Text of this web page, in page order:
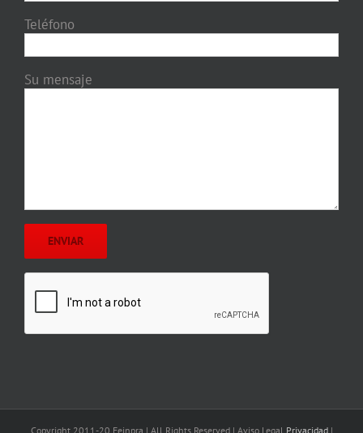
Teléfono
Su mensaje
Copyright 2011-20 Feinpra | All Rights Reserved | Aviso Legal Privacidad|